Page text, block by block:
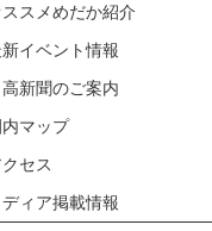
ススメめだか紹介
イベント情報
高新聞のご案内
内マップ
セス
ディア掲載情報